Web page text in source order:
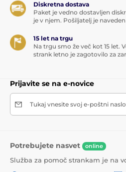
Diskretna dostava
Paket je vedno dostavljen
je v njem. Pošiljatelj je
15 let na trgu
Na trgu smo že več kot 15 let.
strank letno je zagotovilo za
Prijavite se na e-novice
Tukaj vnesite svoj e-poštni
Potrebujete nasvet online
Služba za pomoč strankam je na